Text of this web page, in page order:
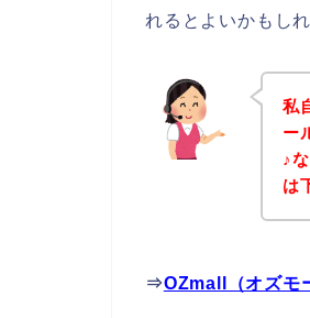
れるとよいかもしれ
私
ー
♪
は
⇒OZmall（オズモ